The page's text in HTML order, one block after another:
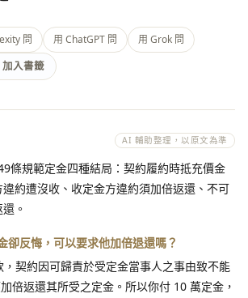
問 用 ChatGPT 問
用 Grok 問
加入書籤
AI 輔助整理，以原文為準
條規範定金四種結局：契約履約時抵充價金
約遭沒收、收定金方違約須加倍返還、不可
。
卻反悔，可以要求他加倍退還嗎？
契約因可歸責於受定金當事人之事由致不能
倍返還其所受之定金。所以你付 10 萬定金，